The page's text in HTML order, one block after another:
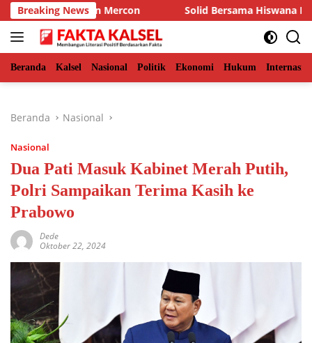
Langsung
ke
konten
Breaking News
Bagikan Mercon Solid Bersama Hiswana Migas
Beranda Kalsel Nasional Politik Ekonomi Hukum
Beranda Nasional
Nasional
Dua Pati Masuk Kabinet Merah Putih,
Polri Sampaikan Terima Kasih ke
Prabowo
Dede
Oktober 22, 2024